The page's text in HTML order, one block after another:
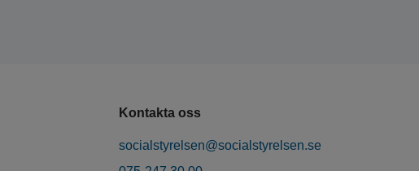
Kontakta oss
socialstyrelsen@socialstyrelsen.se